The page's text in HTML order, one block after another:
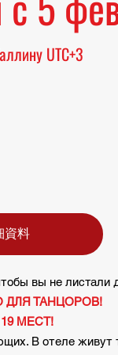
UTC+3
資料
вы не листали
ДЛЯ ТАНЦОРОВ!
МЕСТ!
В отеле живут